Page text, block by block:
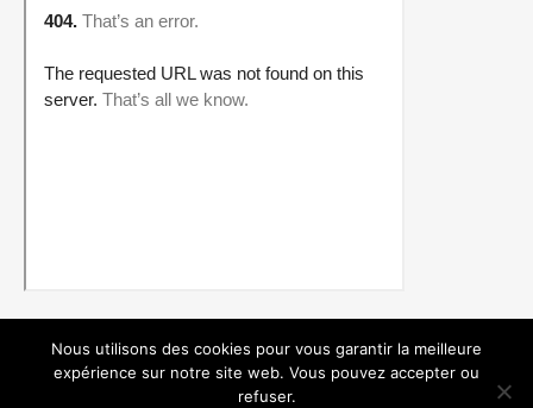
Mentions légales
Nous utilisons des cookies pour vous garantir la meilleure
expérience sur notre site web. Vous pouvez accepter ou
refuser.